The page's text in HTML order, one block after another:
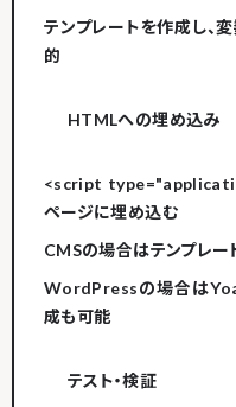
テンプレートを作成し、
的
HTMLへの埋め込み
<script
ページに埋め込む
CMSの場合はテンプレー
WordPressの場合は
成も可能
テスト・検証